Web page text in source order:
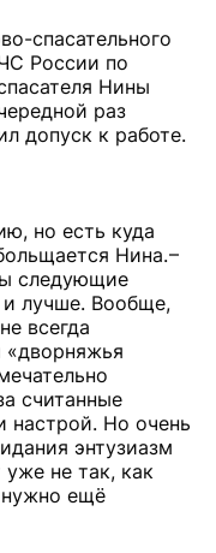
спасательного
России по
Нины
раз
допуск к работе.
но есть куда
Нина. –
следующие
и лучше. Вообще,
всегда
«дворняжья
считанные
настрой. Но очень
энтузиазм
уже не так, как
нужно ещё